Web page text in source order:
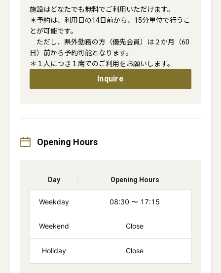
施設はどなたでも無料でご利用いただけます。
＊予約は、利用日の14日前から、15分単位で行うこ
とが可能です。
ただし、県外勤務の方（優先会員）は２か月（60
日）前から予約可能となります。
Inquire
Opening Hours
Day Opening Hours
Weekday 08:30 〜 17:15
Weekend Close
Holiday Close